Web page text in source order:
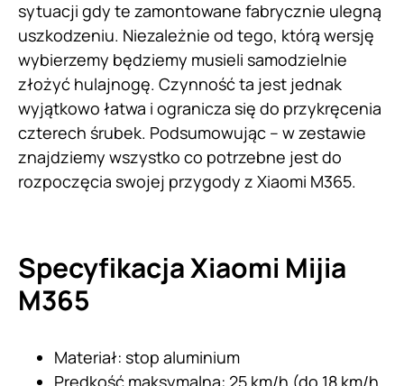
sytuacji gdy te zamontowane fabrycznie ulegną
uszkodzeniu. Niezależnie od tego, którą wersję
wybierzemy będziemy musieli samodzielnie
złożyć hulajnogę. Czynność ta jest jednak
wyjątkowo łatwa i ogranicza się do przykręcenia
czterech śrubek. Podsumowując – w zestawie
znajdziemy wszystko co potrzebne jest do
rozpoczęcia swojej przygody z Xiaomi M365.
Specyfikacja Xiaomi Mijia
M365
Materiał: stop aluminium
Prędkość maksymalna: 25 km/h (do 18 km/h